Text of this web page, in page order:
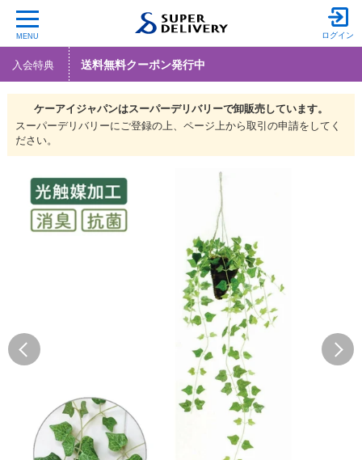
MENU ログイン
入会特典 送料無料クーポン発行中
ケーアイジャパンはスーパーデリバリーで卸販売しています。
スーパーデリバリーにご登録の上、ページ上から取引の申請をしてく
ださい。